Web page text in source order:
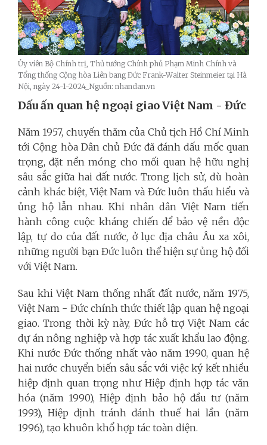
Ủy viên Bộ Chính trị, Thủ tướng Chính phủ Phạm Minh Chính và
Tổng thống Cộng hòa Liên bang Đức Frank-Walter Steinmeier tại Hà
Nội, ngày 24-1-2024_Nguồn: nhandan.vn
Dấu ấn quan hệ ngoại giao Việt Nam - Đức
Năm 1957, chuyến thăm của Chủ tịch Hồ Chí Minh
tới Cộng hòa Dân chủ Đức đã đánh dấu mốc quan
trọng, đặt nền móng cho mối quan hệ hữu nghị
sâu sắc giữa hai đất nước. Trong lịch sử, dù hoàn
cảnh khác biệt, Việt Nam và Đức luôn thấu hiểu và
ủng hộ lẫn nhau. Khi nhân dân Việt Nam tiến
hành công cuộc kháng chiến để bảo vệ nền độc
lập, tự do của đất nước, ở lục địa châu Âu xa xôi,
những người bạn Đức luôn thể hiện sự ủng hộ đối
với Việt Nam.
Sau khi Việt Nam thống nhất đất nước, năm 1975,
Việt Nam - Đức chính thức thiết lập quan hệ ngoại
giao. Trong thời kỳ này, Đức hỗ trợ Việt Nam các
dự án nông nghiệp và hợp tác xuất khẩu lao động.
Khi nước Đức thống nhất vào năm 1990, quan hệ
hai nước chuyển biến sâu sắc với việc ký kết nhiều
hiệp định quan trọng như Hiệp định hợp tác văn
hóa (năm 1990), Hiệp định bảo hộ đầu tư (năm
1993), Hiệp định tránh đánh thuế hai lần (năm
1996), tạo khuôn khổ hợp tác toàn diện.